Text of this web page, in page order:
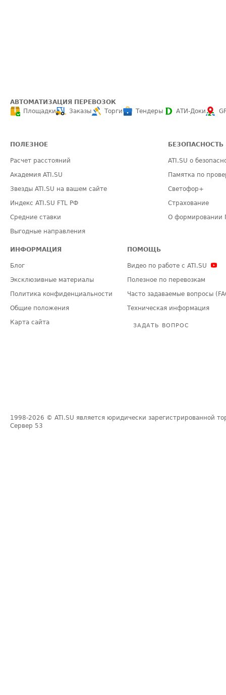
АВТОМАТИЗАЦИЯ ПЕРЕВОЗОК
Площадки
Заказы Торги Тендеры АТИ-Доки
ПОЛЕЗНОЕ
Расчет расстояний
Академия ATI.SU
Звезды ATI.SU на вашем сайте
Индекс ATI.SU FTL РФ
Средние ставки
Выгодные направления
БЕЗОПАСНОСТЬ
ATI.SU о
Памятка по
Светофор+
Страхование
О формировании
ИНФОРМАЦИЯ
Блог
Эксклюзивные материалы
Политика конфиденциальности
Общие положения
Карта сайта
ПОМОЩЬ
Видео по работе с ATI.SU
Полезное по перевозкам
Часто задаваемые вопросы
Техническая информация
ЗАДАТЬ ВОПРОС
1998-2026 © ATI.SU является юридически зарегистрированной
Сервер 53